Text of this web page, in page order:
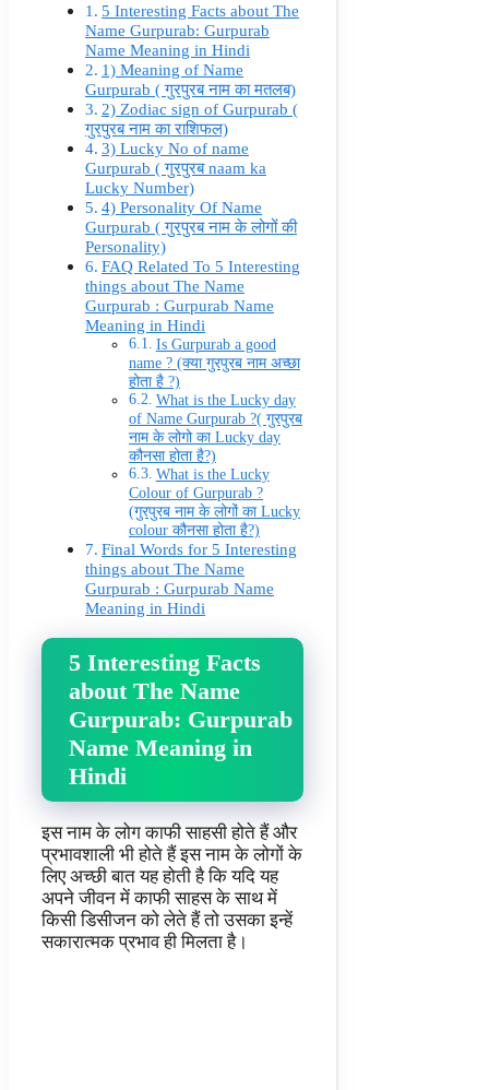
5 Interesting Facts about The
Name Gurpurab: Gurpurab
Name Meaning in Hindi
1) Meaning of Name
Gurpurab ( गुरपुरब नाम का मतलब)
2) Zodiac sign of Gurpurab (
गुरपुरब नाम का राशिफल)
3) Lucky No of name
Gurpurab ( गुरपुरब naam ka
Lucky Number)
4) Personality Of Name
Gurpurab ( गुरपुरब नाम के लोगों की
Personality)
FAQ Related To 5 Interesting
things about The Name
Gurpurab : Gurpurab Name
Meaning in Hindi
Is Gurpurab a good
name ? (क्या गुरपुरब नाम अच्छा
होता है ?)
What is the Lucky day
of Name Gurpurab ?( गुरपुरब
नाम के लोगो का Lucky day
कौनसा होता है?)
What is the Lucky
Colour of Gurpurab ?
(गुरपुरब नाम के लोगों का Lucky
colour कौनसा होता है?)
Final Words for 5 Interesting
things about The Name
Gurpurab : Gurpurab Name
Meaning in Hindi
5 Interesting Facts
about The Name
Gurpurab: Gurpurab
Name Meaning in
Hindi
इस नाम के लोग काफी साहसी होते हैं और
प्रभावशाली भी होते हैं इस नाम के लोगों के
लिए अच्छी बात यह होती है कि यदि यह
अपने जीवन में काफी साहस के साथ में
किसी डिसीजन को लेते हैं तो उसका इन्हें
सकारात्मक प्रभाव ही मिलता है।